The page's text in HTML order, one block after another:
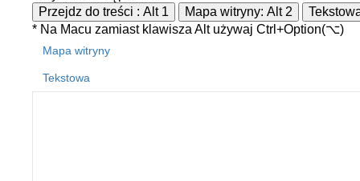
Przejdz do treści : Alt 1 Mapa witryny: Alt 2
* Na Macu Maku
zamiast klawisza Alt używaj Ctrl+Option(⌥)
Mapa witryny
Tekstowa
REKLAMA